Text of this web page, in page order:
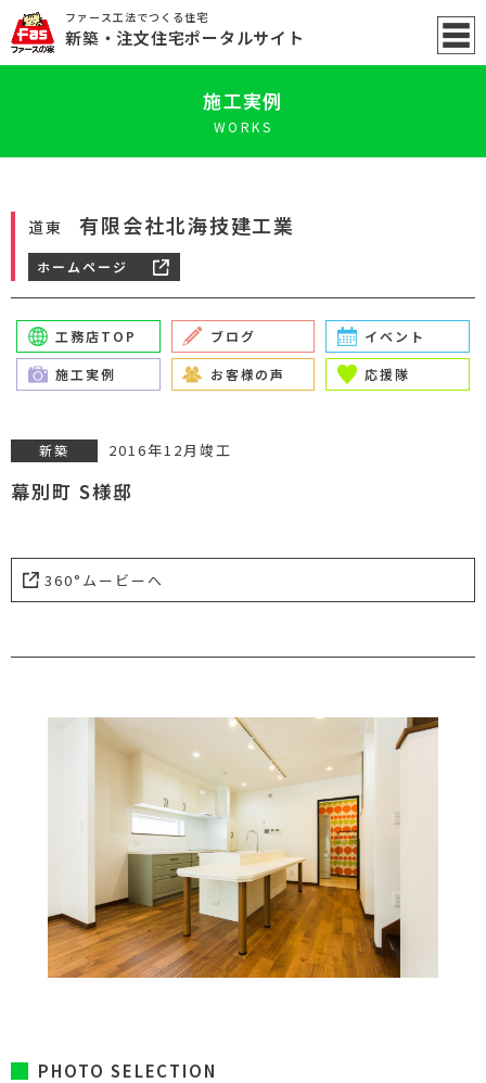
ファース工法でつくる住宅
新築 ・注文住宅ポータルサイト
施工実例
WORKS
道東 有限会社北海技建工業
ホームページ
工務店TOP ブログ イベント
施工実例 お客様の声 応援隊
新築 2016年12月竣工
幕別町 S様邸
360°ムービーへ
PHOTO SELECTION